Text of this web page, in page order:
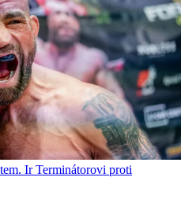
Ir Terminátorovi proti